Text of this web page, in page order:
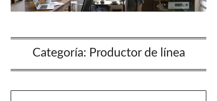
Categoría: Productor de línea